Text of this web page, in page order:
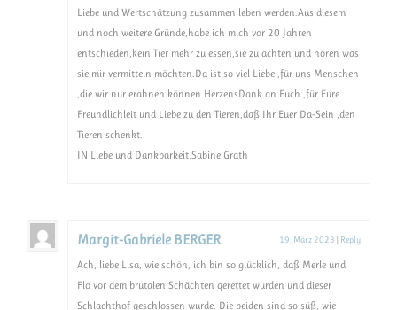
Liebe und Wertschätzung zusammen leben werden.Aus diesem
und noch weitere Gründe,habe ich mich vor 20 Jahren
entschieden,kein Tier mehr zu essen,sie zu achten und hören was
sie mir vermitteln möchten.Da ist so viel Liebe ,für uns Menschen
,die wir nur erahnen können.HerzensDank an Euch ,für Eure
Freundlichleit und Liebe zu den Tieren,daß Ihr Euer Da-Sein ,den
Tieren schenkt.
IN Liebe und Dankbarkeit,Sabine Grath
Margit-Gabriele BERGER 19. März 2023 | Reply
Ach, liebe Lisa, wie schön, ich bin so glücklich, daß Merle und
Flo vor dem brutalen Schächten gerettet wurden und dieser
Schlachthof geschlossen wurde. Die beiden sind so süß, wie